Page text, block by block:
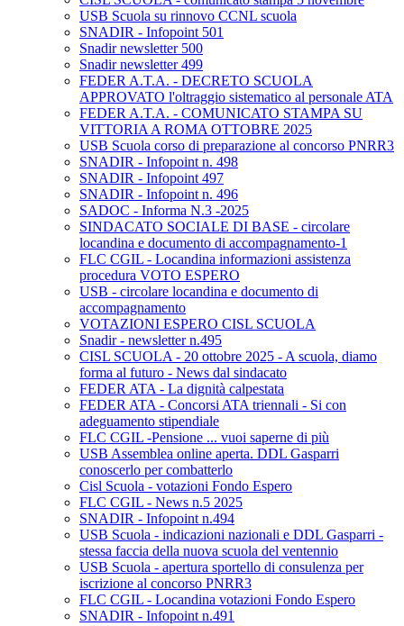
USB Scuola su rinnovo CCNL scuola
SNADIR - Infopoint 501
Snadir newsletter 500
Snadir newsletter 499
FEDER A.T.A. - DECRETO SCUOLA
APPROVATO l'oltraggio sistematico al personale ATA
FEDER A.T.A. - COMUNICATO STAMPA SU
VITTORIA A ROMA OTTOBRE 2025
USB Scuola corso di preparazione al concorso PNRR3
SNADIR - Infopoint n. 498
SNADIR - Infopoint 497
SNADIR - Infopoint n. 496
SADOC - Informa N.3 -2025
SINDACATO SOCIALE DI BASE - circolare
locandina e documento di accompagnamento-1
FLC CGIL - Locandina informazioni assistenza
procedura VOTO ESPERO
USB - circolare locandina e documento di
accompagnamento
VOTAZIONI ESPERO CISL SCUOLA
Snadir - newsletter n.495
CISL SCUOLA - 20 ottobre 2025 - A scuola, diamo
forma al futuro - News dal sindacato
FEDER ATA - La dignità calpestata
FEDER ATA - Concorsi ATA triennali - Si con
adeguamento stipendiale
FLC CGIL -Pensione ... vuoi saperne di più
USB Assemblea online aperta. DDL Gasparri
conoscerlo per combatterlo
Cisl Scuola - votazioni Fondo Espero
FLC CGIL - News n.5 2025
SNADIR - Infopoint n.494
USB Scuola - indicazioni nazionali e DDL Gasparri -
stessa faccia della nuova scuola del ventennio
USB Scuola - apertura sportello di consulenza per
iscrizione al concorso PNRR3
FLC CGIL - Locandina votazioni Fondo Espero
SNADIR - Infopoint n.491